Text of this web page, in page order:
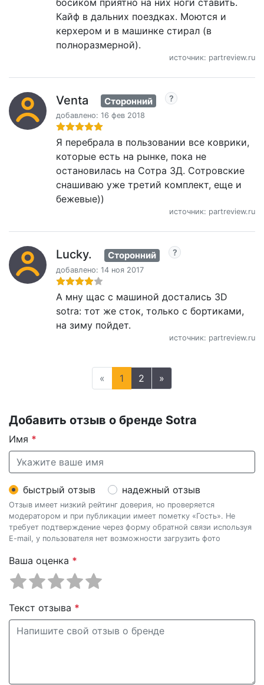
Кайф в дальних поездках. Моются и
керхером и в машинке стирал (в
полноразмерной).
источник: partreview.ru
Venta Сторонний
добавлено: 16 фев 2018
Я перебрала в пользовании все коврики,
которые есть на рынке, пока не
остановилась на Сотра 3Д. Сотровские
снашиваю уже третий комплект, еще и
бежевые))
источник: partreview.ru
Lucky. Сторонний
добавлено: 14 ноя 2017
А мну щас с машиной достались 3D
sotra: тот же сток, только с бортиками,
на зиму пойдет.
источник: partreview.ru
« 1 2 »
Добавить отзыв о бренде Sotra
Имя *
быстрый отзыв надежный отзыв
Отзыв имеет низкий рейтинг доверия, но проверяется
модератором и при публикации имеет пометку «Гость». Не
требует подтверждение через форму обратной связи используя
E-mail, у пользователя нет возможности загрузить фото
Ваша оценка *
Текст отзыва *